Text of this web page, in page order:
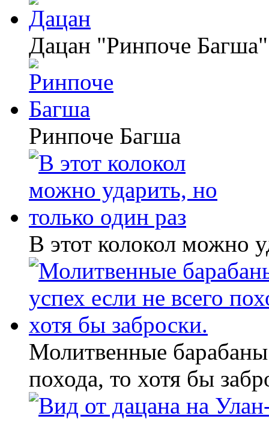
Дацан "Ринпоче
Ринпоче Багша
В этот колокол можно
Молитвенные
похода, то хотя бы